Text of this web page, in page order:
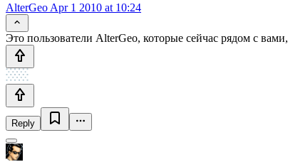
AlterGeo Apr 1 2010 at 10:24
Это пользователи AlterGeo, которые сейчас рядом с
Reply